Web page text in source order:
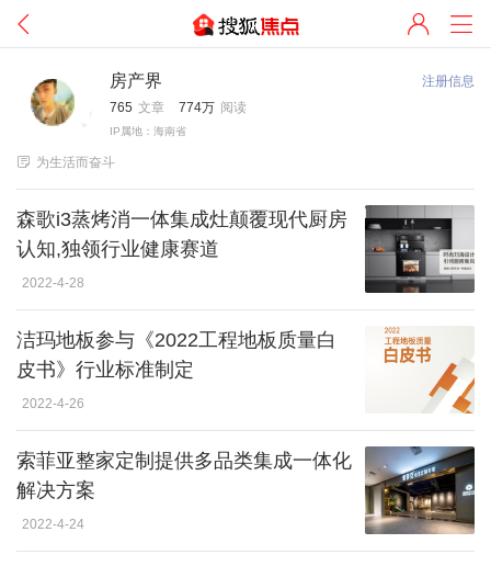
房产界
765 文章 774万 阅读
IP属地：海南省
注册信息
 为生活而奋斗
森歌i3蒸烤消一体集成灶颠覆现代厨房
认知,独领行业健康赛道
2022-4-28
洁玛地板参与《2022工程地板质量白
皮书》行业标准制定
2022-4-26
索菲亚整家定制提供多品类集成一体化
解决方案
2022-4-24